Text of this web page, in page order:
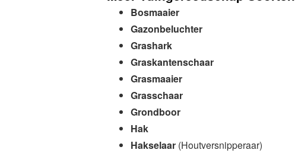
Bosmaaier
Gazonbeluchter
Grashark
Graskantenschaar
Grasmaaier
Grasschaar
Grondboor
Hak
Hakselaar (Houtversnipperaar)